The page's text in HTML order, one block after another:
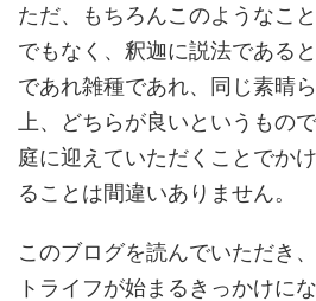
ただ、もちろんこのようなこ
でもなく、釈迦に説法である
であれ雑種であれ、同じ素晴
上、どちらが良いというもの
庭に迎えていただくことでか
ることは間違いありません。
このブログを読んでいただき
トライフが始まるきっかけに